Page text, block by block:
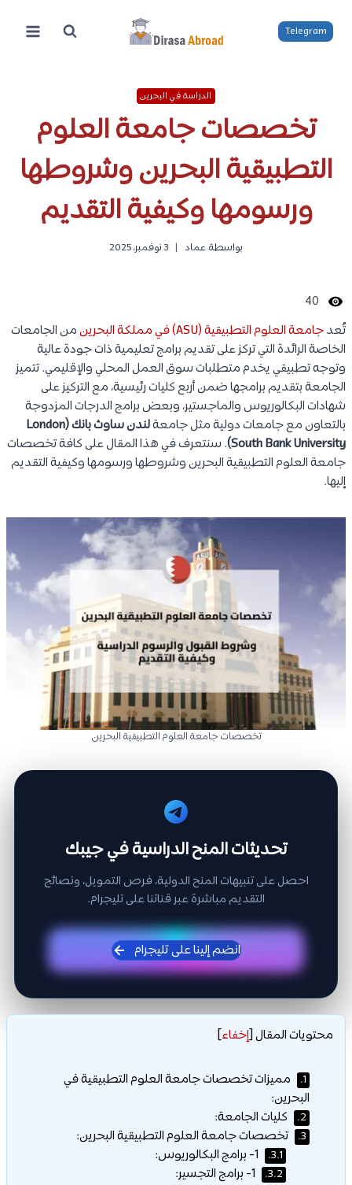
المحتوى
Telegram
الدراسة في البحرين
تخصصات جامعة العلوم
التطبيقية البحرين وشروطها
ورسومها وكيفية التقديم
بواسطة عماد 3 نوفمبر، 2025
40
تُعدجامعة العلوم التطبيقية (ASU) في مملكة البحرين
من الجامعات
الخاصة الرائدة التي تركز على تقديم برامج تعليمية ذات جودة عالية
وتوجه تطبيقي يخدم متطلبات سوق العمل المحلي والإقليمي. تتميز
الجامعة بتقديم برامجها ضمن أربع كليات رئيسية، مع التركيز على
شهادات البكالوريوس والماجستير، وبعض برامج الدرجات المزدوجة
بالتعاون مع جامعات دولية مثل جامعة
لندن ساوث بانك (London
South Bank University) . سنتعرف في هذا المقال على كافة تخصصات
جامعة العلوم التطبيقية البحرين وشروطها ورسومها وكيفية التقديم
إليها.
تخصصات جامعة العلوم التطبيقية البحرين
تحديثات المنح الدراسية في جيبك
احصل على تنبيهات المنح الدولية، فرص التمويل، ونصائح
التقديم مباشرة عبر قناتنا على تليجرام.
انضم إلينا على تليجرام
محتويات المقال[إخفاء]
1.
مميزات تخصصات جامعة العلوم التطبيقية في
البحرين:
2. كليات الجامعة:
3. تخصصات جامعة العلوم التطبيقية البحرين:
3.1.
3.2.